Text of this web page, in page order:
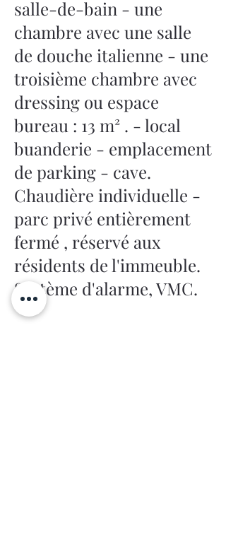
salle-de-bain - une
chambre avec une salle
de douche italienne - une
troisième chambre avec
dressing ou espace
bureau : 13 m² . - local
buanderie - emplacement
de parking - cave.
Chaudière individuelle -
parc privé entièrement
fermé , réservé aux
résidents de l'immeuble.
Système d'alarme, VMC.